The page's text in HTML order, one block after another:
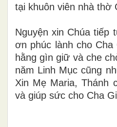
tại khuôn viên nhà thờ
Nguyện xin Chúa tiếp
ơn phúc lành cho
hằng gìn giữ và che
năm Linh Mục cũng
Xin Mẹ Maria, Thánh
và giúp sức cho Cha